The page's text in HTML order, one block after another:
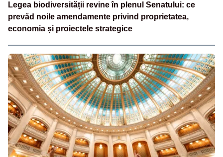
Legea biodiversității revine în plenul Senatului: ce
prevăd noile amendamente privind proprietatea,
economia și proiectele strategice